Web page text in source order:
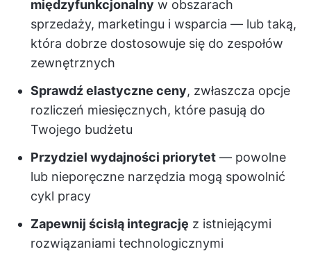
międzyfunkcjonalny w obszarach
sprzedaży, marketingu i wsparcia — lub taką,
która dobrze dostosowuje się do zespołów
zewnętrznych
Sprawdź elastyczne ceny, zwłaszcza opcje
rozliczeń miesięcznych, które pasują do
Twojego budżetu
Przydziel wydajności priorytet — powolne
lub nieporęczne narzędzia mogą spowolnić
cykl pracy
Zapewnij ścisłą integrację z istniejącymi
rozwiązaniami technologicznymi